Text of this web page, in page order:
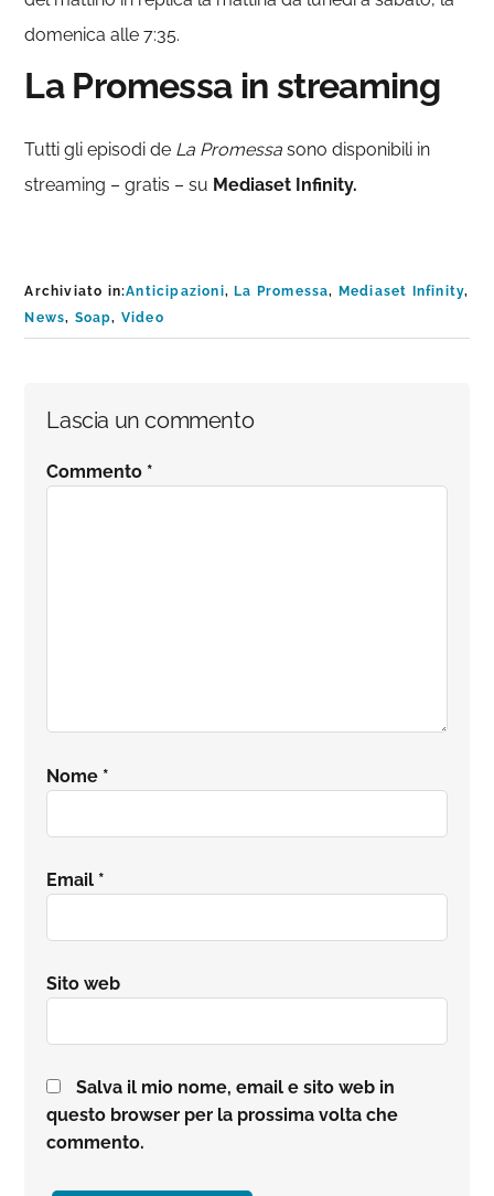
domenica alle 7:35.
La Promessa in streaming
Tutti gli episodi de La Promessasono disponibili in
streaming – gratis – su Mediaset Infinity.
Archiviato in:Anticipazioni,La Promessa, Mediaset Infinity,
News, Soap, Video
Interazioni
del
Lascia un commento
Commento *
Nome *
Email *
Sito web
Salva il mio nome, email e sito web in
questo browser per la prossima volta che
commento.